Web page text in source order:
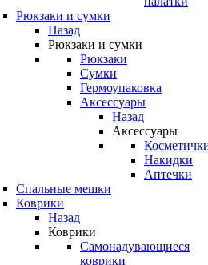
Рюкзаки и сумки
Назад
Рюкзаки и сумки
Рюкзаки
Сумки
Гермоупаковка
Аксессуары
Назад
Аксессуары
Накидки
Аптечки
Спальные мешки
Коврики
Назад
Коврики
Самонадувающиеся
коврики